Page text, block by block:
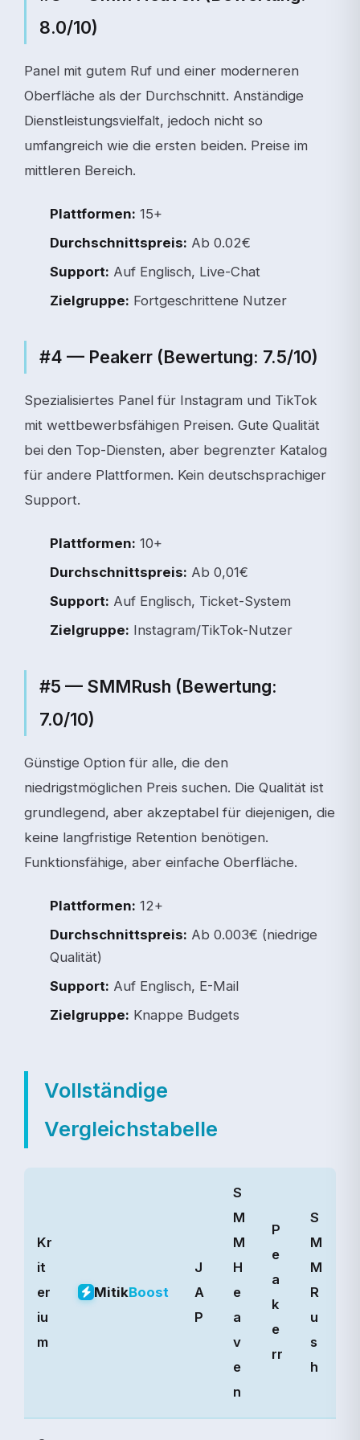
8.0/10)
Panel mit gutem Ruf und einer moderneren
Oberfläche als der Durchschnitt. Anständige
Dienstleistungsvielfalt, jedoch nicht so
umfangreich wie die ersten beiden. Preise im
mittleren Bereich.
Plattformen: 15+
Durchschnittspreis: Ab 0.02€
Support: Auf Englisch, Live-Chat
Zielgruppe: Fortgeschrittene Nutzer
#4 — Peakerr (Bewertung: 7.5/10)
Spezialisiertes Panel für Instagram und TikTok
mit wettbewerbsfähigen Preisen. Gute Qualität
bei den Top-Diensten, aber begrenzter Katalog
für andere Plattformen. Kein deutschsprachiger
Support.
Plattformen: 10+
Durchschnittspreis: Ab 0,01€
Support: Auf Englisch, Ticket-System
Zielgruppe: Instagram/TikTok-Nutzer
#5 — SMMRush (Bewertung:
7.0/10)
Günstige Option für alle, die den
niedrigstmöglichen Preis suchen. Die Qualität ist
grundlegend, aber akzeptabel für diejenigen, die
keine langfristige Retention benötigen.
Funktionsfähige, aber einfache Oberfläche.
Plattformen: 12+
Durchschnittspreis: Ab 0.003€ (niedrige
Qualität)
Support: Auf Englisch, E-Mail
Zielgruppe: Knappe Budgets
Vollständige
Vergleichstabelle
Kr
it
er
iu
m
MitikBoost
J
A
P
S
M
M
H
e
a
v
e
n
P
e
a
k
e
rr
S
M
M
R
u
s
h